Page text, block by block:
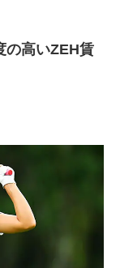
の高いZEH賃